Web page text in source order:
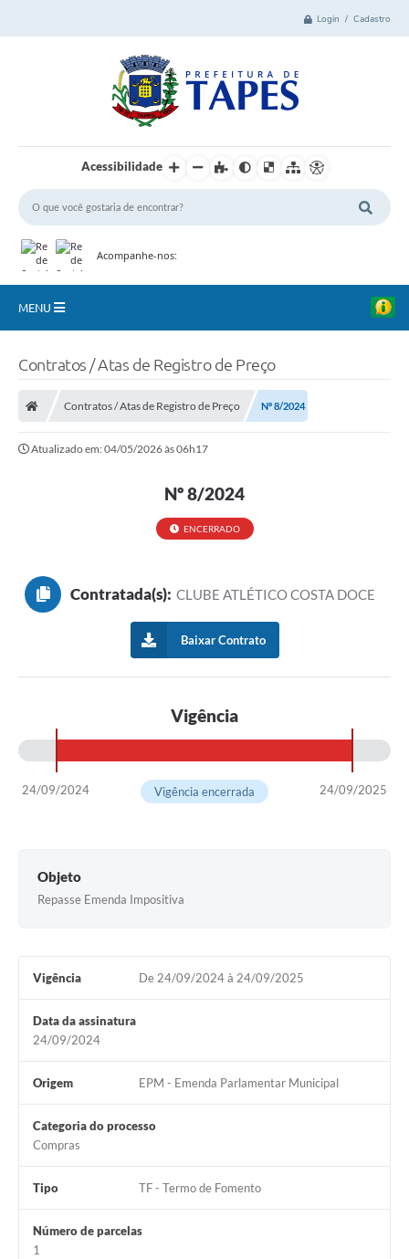
Login / Cadastro
Acessibilidade
Acompanhe-nos:
MENU
Previdência
Secretarias
Serviços
Contratos
Audiências Públicas
Galeria de Vídeos
Contas Públicas
Links
Serviços Online
Enquete
Jornal
Contratos / Atas de Registro de Preço
Contratos / Atas de Registro de Preço Nº 8/2024
Atualizado em: 04/05/2026 às 06h17
Nº 8/2024
ENCERRADO
Contratada(s): CLUBE ATLÉTICO COSTA DOCE
Baixar Contrato
Vigência
24/09/2024 24/09/2025
Vigência encerrada
Objeto
Repasse Emenda Impositiva
Vigência De 24/09/2024 à 24/09/2025
Data da assinatura
24/09/2024
Origem EPM - Emenda Parlamentar Municipal
Categoria do processo
Compras
Tipo TF - Termo de Fomento
Número de parcelas
1